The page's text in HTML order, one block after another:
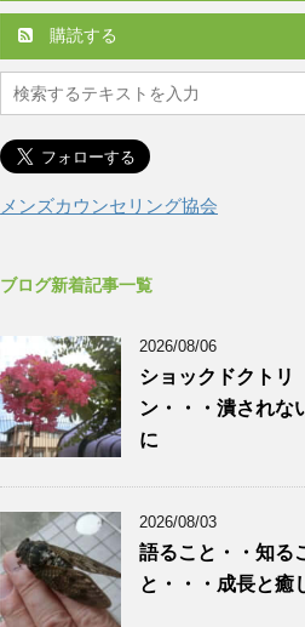
購読する
メンズカウンセリング協会
ブログ新着記事一覧
2026/08/06
ショックドクトリ
ン・・・潰されな
に
2026/08/03
語ること・・知る
と・・・成長と癒